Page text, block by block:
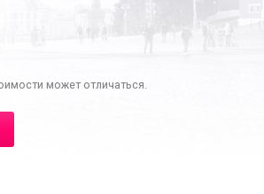
может отличаться.